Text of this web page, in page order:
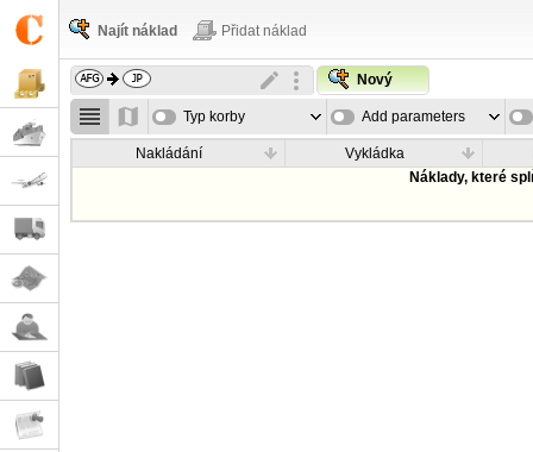
Najít náklad Přidat náklad
Nový
Typ korby Add parameters
Nakládání Vykládka
Náklady, které